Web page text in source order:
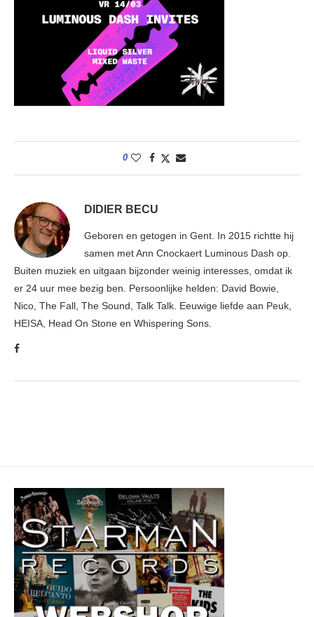
0
DIDIER BECU
Geboren en getogen in Gent. In 2015 richtte hij
samen met Ann Cnockaert Luminous Dash op.
Buiten muziek en uitgaan bijzonder weinig interesses, omdat ik
er 24 uur mee bezig ben. Persoonlijke helden: David Bowie,
Nico, The Fall, The Sound, Talk Talk. Eeuwige liefde aan Peuk,
HEISA, Head On Stone en Whispering Sons.